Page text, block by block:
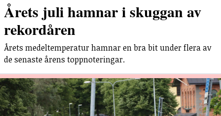
Årets juli hamnar i skuggan av
rekordåren
Årets medeltemperatur hamnar en bra bit under flera av
de senaste årens toppnoteringar.